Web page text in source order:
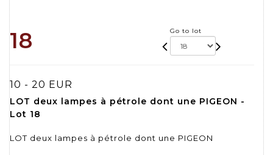
18 Go to lot
10 - 20 EUR
LOT deux lampes à pétrole dont une PIGEON -
Lot 18
LOT deux lampes à pétrole dont une PIGEON